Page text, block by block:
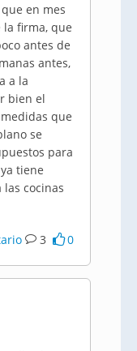
en mes
la firma, que
antes de
antes,
a la
bien el
que
se
para
tiene
cocinas
3 0